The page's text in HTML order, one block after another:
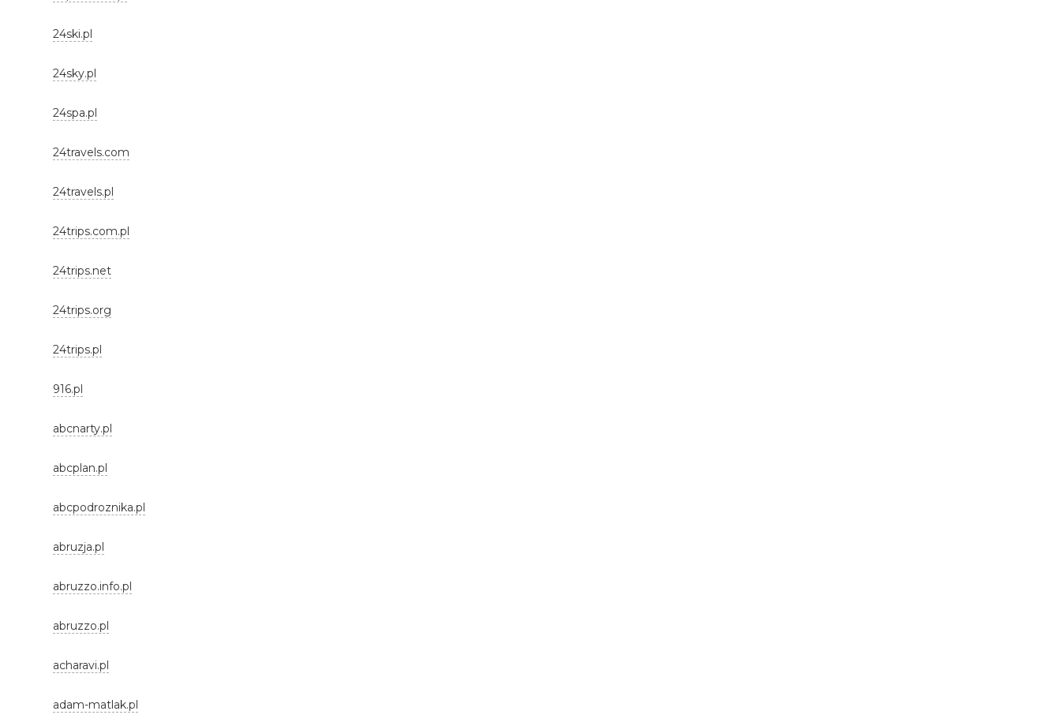
24ski.pl
24sky.pl
24spa.pl
24travels.com
24travels.pl
24trips.com.pl
24trips.net
24trips.org
24trips.pl
916.pl
abcnarty.pl
abcplan.pl
abcpodroznika.pl
abruzja.pl
abruzzo.info.pl
abruzzo.pl
acharavi.pl
adam-matlak.pl